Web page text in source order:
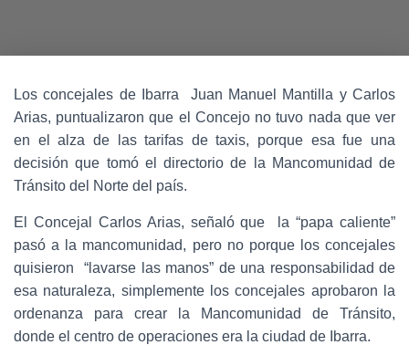
Los concejales de Ibarra Juan Manuel Mantilla y Carlos
Arias, puntualizaron que el Concejo no tuvo nada que ver
en el alza de las tarifas de taxis, porque esa fue una
decisión que tomó el directorio de la Mancomunidad de
Tránsito del Norte del país.
El Concejal Carlos Arias, señaló que la “papa caliente”
pasó a la mancomunidad, pero no porque los concejales
quisieron “lavarse las manos” de una responsabilidad de
esa naturaleza, simplemente los concejales aprobaron la
ordenanza para crear la Mancomunidad de Tránsito,
donde el centro de operaciones era la ciudad de Ibarra.